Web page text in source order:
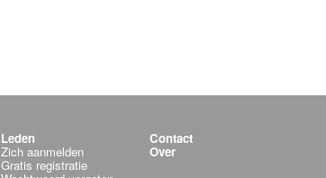
Leden
Zich aanmelden
Gratis registratie
Contact
Over